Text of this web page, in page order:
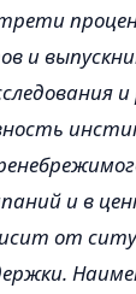
и
и в
от